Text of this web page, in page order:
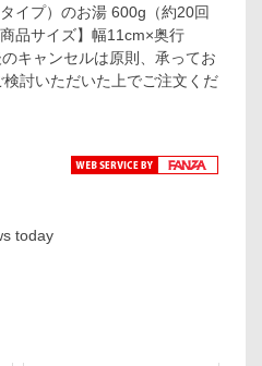
イプ）のお湯 600g（約20回
品サイズ】幅11cm×奥行
キャンセルは原則、承ってお
討いただいた上でご注文くだ
today